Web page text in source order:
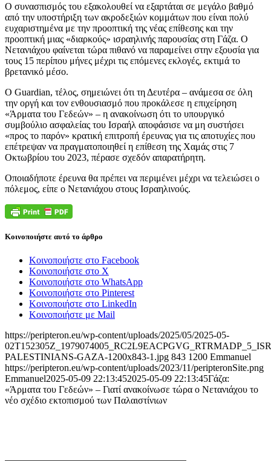
Ο συνασπισμός του εξακολουθεί να εξαρτάται σε μεγάλο βαθμό
από την υποστήριξη των ακροδεξιών κομμάτων που είναι πολύ
ευχαριστημένα με την προοπτική της νέας επίθεσης και την
προοπτική μιας «διαρκούς» ισραηλινής παρουσίας στη Γάζα. Ο
Νετανιάχου φαίνεται τώρα πιθανό να παραμείνει στην εξουσία για
τους 15 περίπου μήνες μέχρι τις επόμενες εκλογές, εκτιμά το
βρετανικό μέσο.
Ο Guardian, τέλος, σημειώνει ότι τη Δευτέρα – ανάμεσα σε όλη
την οργή και τον ενθουσιασμό που προκάλεσε η επιχείρηση
«Άρματα του Γεδεών» – η ανακοίνωση ότι το υπουργικό
συμβούλιο ασφαλείας του Ισραήλ αποφάσισε να μη συστήσει
«προς το παρόν» κρατική επιτροπή έρευνας για τις αποτυχίες που
επέτρεψαν να πραγματοποιηθεί η επίθεση της Χαμάς στις 7
Οκτωβρίου του 2023, πέρασε σχεδόν απαρατήρητη.
Οποιαδήποτε έρευνα θα πρέπει να περιμένει μέχρι να τελειώσει ο
πόλεμος, είπε ο Νετανιάχου στους Ισραηλινούς.
Κοινοποιήστε αυτό το άρθρο
Κοινοποιήστε στο Facebook
Κοινοποιήστε στο X
Κοινοποιήστε στο WhatsApp
Κοινοποιήστε στο Pinterest
Κοινοποιήστε στο LinkedIn
Κοινοποιήστε με Mail
https://peripteron.eu/wp-content/uploads/2025/05/2025-05-
PALESTINIANS-GAZA-1200x843-1.jpg 843 1200 Emmanuel
https://peripteron.eu/wp-content/uploads/2023/11/peripteronSite.png
Emmanuel2025-05-09 22:13:452025-05-09 22:13:45Γάζα:
«Άρματα του Γεδεών» – Γιατί ανακοίνωσε τώρα ο Νετανιάχου το
νέο σχέδιο εκτοπισμού των Παλαιστίνιων